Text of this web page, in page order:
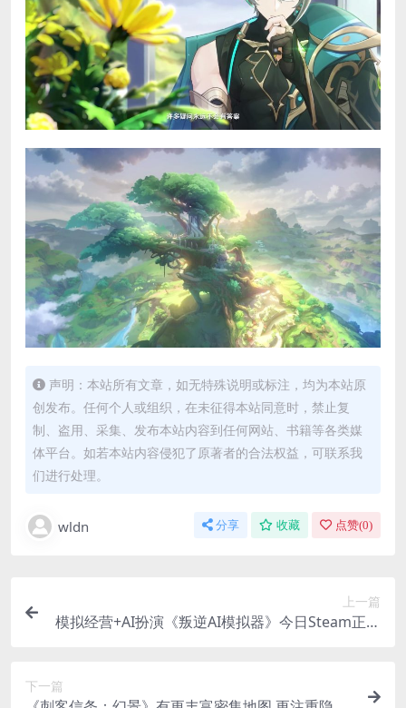
声明：本站所有文章，如无特殊说明或标注，均为本站原
创发布。任何个人或组织，在未征得本站同意时，禁止复
制、盗用、采集、发布本站内容到任何网站、书籍等各类媒
体平台。如若本站内容侵犯了原著者的合法权益，可联系我
们进行处理。
wldn 分享 收藏 点赞(0)
上一篇
模拟经营+AI扮演《叛逆AI模拟器》今日Steam正式
下一篇